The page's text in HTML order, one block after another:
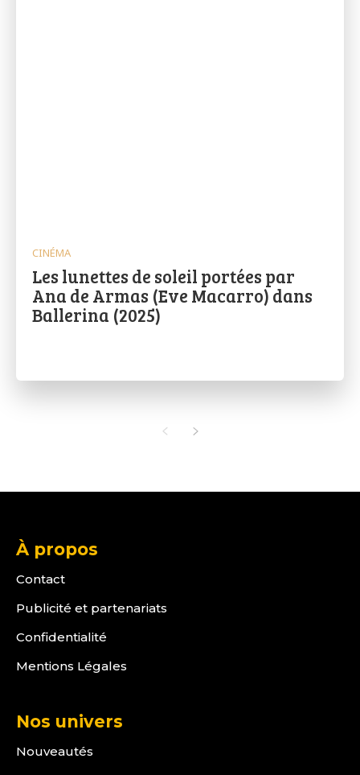
CINÉMA
Les lunettes de soleil portées par
Ana de Armas (Eve Macarro) dans
Ballerina (2025)
À propos
Contact
Publicité et partenariats
Confidentialité
Mentions Légales
Nos univers
Nouveautés